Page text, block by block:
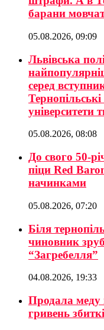
барани
05.08.2026, 09:09
Львівська
серед
університети
05.08.2026, 08:08
До свого 50-
піци Red
начинками
05.08.2026, 07:20
Біля
чиновник
“Загребелля”
04.08.2026, 19:33
Продала меду
гривень